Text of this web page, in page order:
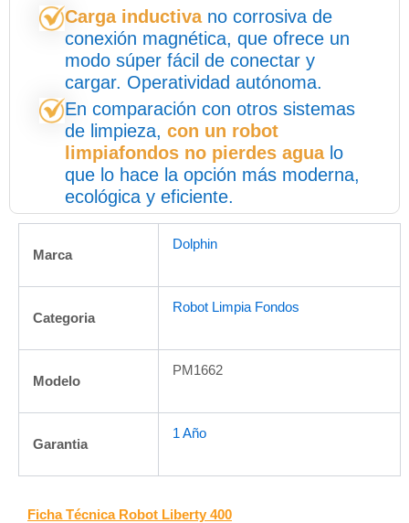
Carga inductivano corrosiva de
conexión magnética, que ofrece un
modo súper fácil de conectar y
cargar. Operatividad autónoma.
En comparación con otros sistemas
de limpieza,con un robot
limpiafondos no pierdes agualo
que lo hace la opción más moderna,
ecológica y eficiente.
Marca
Dolphin
Categoria
Robot Limpia Fondos
Modelo
PM1662
Garantia
1 Año
Ficha Técnica Robot Liberty 400